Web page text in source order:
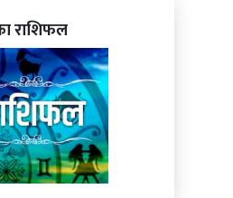
राशिफल